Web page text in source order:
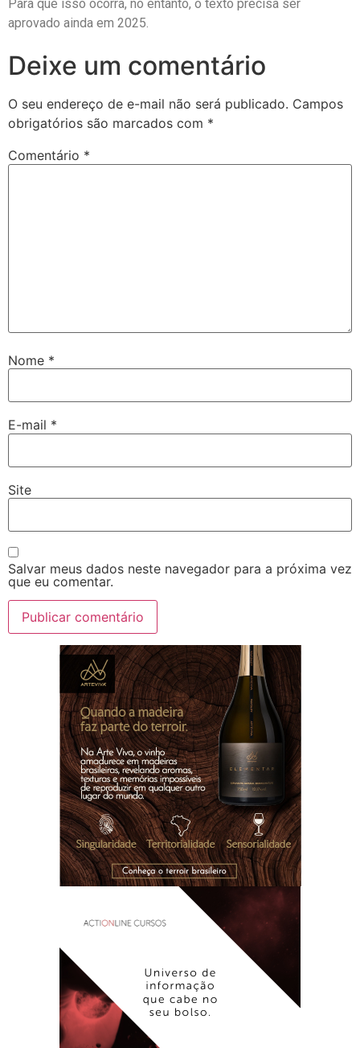
Para que isso ocorra, no entanto, o texto precisa ser
aprovado ainda em 2025.
Deixe um comentário
O seu endereço de e-mail não será publicado. Campos
obrigatórios são marcados com *
Comentário *
Nome *
E-mail *
Site
Salvar meus dados neste navegador para a próxima vez
que eu comentar.